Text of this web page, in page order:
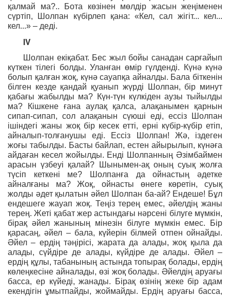
қалмай ма?.. Бота көзінен мөлдір жасын жеңіменен
сүртіп, Шолпан күбірлеп қана: «Кел, сал жігіт... кел...
кел...» – деді.
ІV
Шолпан екіқабат. Бес жыл бойы санадан сарғайып
күткен тілегі болды. Уланған өмір гүлденді. Күнә күнә
болып қалған жоқ, күнә сауапқа айналды. Бала біткенін
білген кезде қандай қуанып жүрді Шолпан, бір минут
қабағы жабылды ма? Күн-түн күлкіден аузы тыйылды
ма? Кішкене ғана аулақ қалса, алақанымен қарнын
сипап-сипап, сол алақанын сүюші еді, ессіз Шолпан
ішіндегі жаны жоқ бір кесек етті, ерні күбір-күбір етіп,
айналып-толғанушы еді. Ессіз Шолпан! Жә, іздеген
жоғы табылды. Басты байлап, естен айырылып, күнәға
айдаған кесел жойылды. Енді Шолпанның Әзімбаймен
арасын үзбеуі қалай? Шынымен-ақ оның суық жолға
түсіп кеткені ме? Шолпанға да ойнастың әдетке
айналғаны ма? Жоқ, ойнасты өнеге көретін, суық
жолды әдет қылатын әйел Шолпан ба-ай? Ендеше! Бұл
ендешеге жауап жоқ. Теңіз терең емес, әйелдің жаны
терең. Жеті қабат жер астындағы нәрсені білуге мүмкін,
бірақ әйел жанының мінезін білуге мүмкін емес. Бір
қарасаң, әйел – бала, күйерін білмей отпен ойнайды.
Әйел – ердің тәңірісі, жарата да алады, жоқ қыла да
алады, сүйдіре де алады, күйдіре де алады. Әйел –
ердің құлы, табанының астында топырақ болады, ердің
көлеңкесіне айналады, өзі жоқ болады. Әйелдің аруағы
басса, ер күйеді, жанады. Бірақ өзінің жеке бір адам
екендігін ұмытпайды, жоймайды. Ердің аруағы басса,